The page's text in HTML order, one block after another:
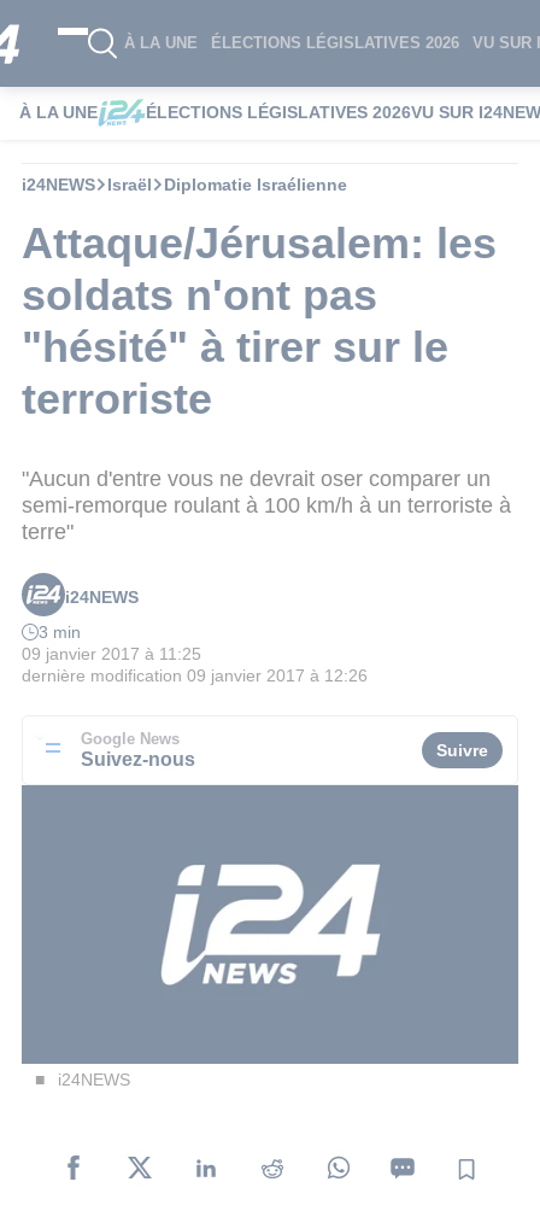
À LA UNE ÉLECTIONS LÉGISLATIVES 2026 VU SUR
À LA UNE ÉLECTIONS LÉGISLATIVES 2026VU SUR
i24NEWS Israël Diplomatie Israélienne
Attaque/Jérusalem: les
soldats n'ont pas
"hésité" à tirer sur le
terroriste
"Aucun d'entre vous ne devrait oser comparer un
semi-remorque roulant à 100 km/h à un terroriste à
terre"
i24NEWS
3 min
09 janvier 2017 à 11:25
dernière modification 09 janvier 2017 à 12:26
Google News
Suivez-nous Suivre
i24NEWS